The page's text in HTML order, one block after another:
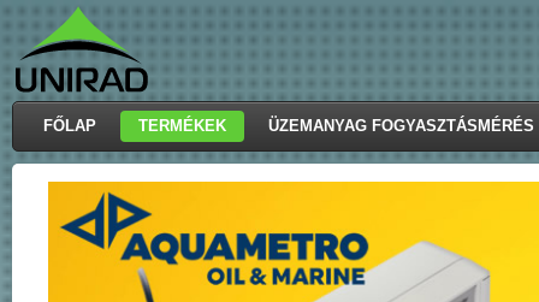
FŐLAP TERMÉKEK ÜZEMANYAG FOGYASZTÁSMÉRÉS